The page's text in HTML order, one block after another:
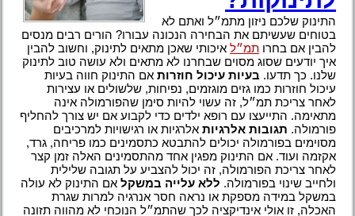
התינוק שלכם ניזון מתמ״ל ואתם לא
בטוחים שעשיתם את הבחירה הנכונה עבורו? הורים רבים מנסים
להבין אם בחרו תמ״ל איכותי שאכן מתאים לתינוק, וחשוב להבין
איך יודעים שסוג מסוים שבחרנו לא מתאים ולא עושה טוב לתינוק
שלנו. כך תדעו. בעיות עיכול חוזרות אם התינוק חווה בעיות
עיכול חוזרות כמו גזים מוגזמים, נפיחות, שלשולים או עצירות
לאחר צריכת תמ״ל, זה עשוי להיות סימן שהפורמולה אינה
מתאימה. התייעצו עם רופא ילדים כדי לקבוע אם יש צורך להחליף
פורמולה. תגובות אלרגיות אלרגיות או רגישויות למרכיבים
מסוימים בפורמולה יכולים להתבטא כתסמינים כמו פריחה, גרד,
אקזמה ועוד. אם התינוק מפגין אחד מהתסמינים האלה זמן קצר
לאחר צריכת הפורמולה, זה יכול להצביע על תגובה שלילית
ולחייב שינוי בפורמולה. ללא עלייה במשקל אם התינוק לא עולה
במשקל במידה מספקת או נראה חסר אנרגיה למרות שגרת
האכלה, זו אולי אינדיקציה לכך שהתמ״ל הנוכחי לא מהווה תזונה